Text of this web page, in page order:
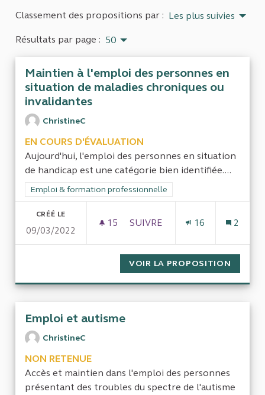
Classement des propositions par : Les plus suivies
Résultats par page : 50
Maintien à l'emploi des personnes en
situation de maladies chroniques ou
invalidantes
ChristineC
EN COURS D'ÉVALUATION
Aujourd'hui, l'emploi des personnes en situation
de handicap est une catégorie bien identifiée....
Filtrer les résultats de la catégorie : Emploi & formation
Emploi & formation professionnelle
CRÉÉ LE
09/03/2022
15 15 ABONNÉS
SUIVRE 16 2
VOIR LA PROPOSITION
Emploi et autisme
ChristineC
NON RETENUE
Accès et maintien dans l'emploi des personnes
présentant des troubles du spectre de l'autisme